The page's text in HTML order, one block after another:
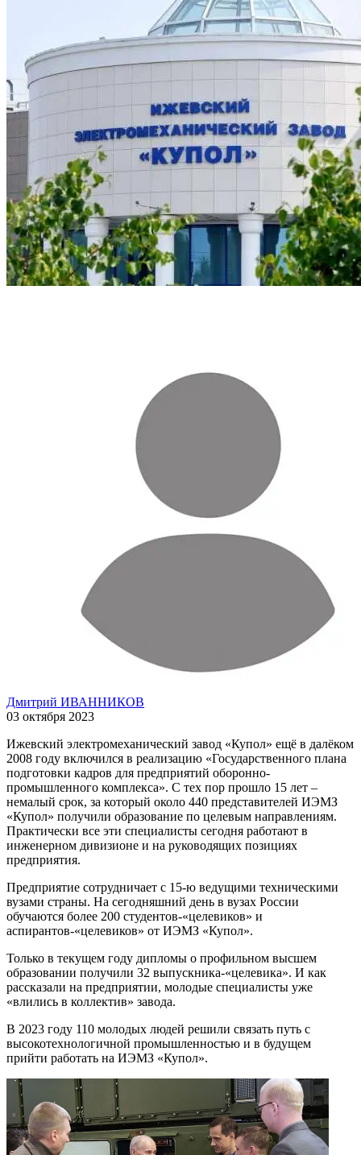
Дмитрий ИВАННИКОВ
03 октября 2023
Ижевский электромеханический завод «Купол» ещё в далёком
2008 году включился в реализацию «Государственного плана
подготовки кадров для предприятий оборонно-
промышленного комплекса». С тех пор прошло 15 лет –
немалый срок, за который около 440 представителей ИЭМЗ
«Купол» получили образование по целевым направлениям.
Практически все эти специалисты сегодня работают в
инженерном дивизионе и на руководящих позициях
предприятия.
Предприятие сотрудничает с 15-ю ведущими техническими
вузами страны. На сегодняшний день в вузах России
обучаются более 200 студентов-«целевиков» и
аспирантов-«целевиков» от ИЭМЗ «Купол».
Только в текущем году дипломы о профильном высшем
образовании получили 32 выпускника-«целевика». И как
рассказали на предприятии, молодые специалисты уже
«влились в коллектив» завода.
В 2023 году 110 молодых людей решили связать путь с
высокотехнологичной промышленностью и в будущем
прийти работать на ИЭМЗ «Купол».